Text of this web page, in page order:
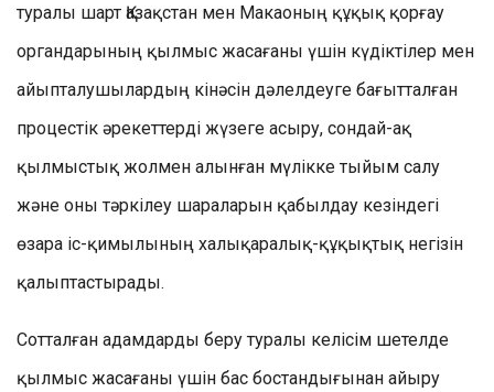
туралы шарт Қазақстан мен Макаоның құқық қорғау
органдарының қылмыс жасағаны үшін күдіктілер мен
айыпталушылардың кінәсін дәлелдеуге бағытталған
процестік әрекеттерді жүзеге асыру, сондай-ақ
қылмыстық жолмен алынған мүлікке тыйым салу
және оны тәркілеу шараларын қабылдау кезіндегі
өзара іс-қимылының халықаралық-құқықтық негізін
қалыптастырады.
Сотталған адамдарды беру туралы келісім шетелде
қылмыс жасағаны үшін бас бостандығынан айыру